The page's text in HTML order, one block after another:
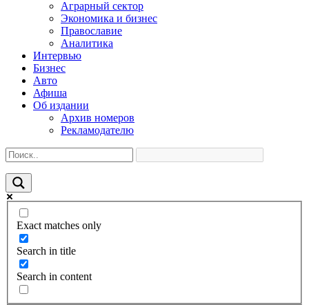
Аграрный сектор
Экономика и бизнес
Православие
Аналитика
Интервью
Бизнес
Авто
Афиша
Об издании
Архив номеров
Рекламодателю
Exact matches only
Search in title
Search in content